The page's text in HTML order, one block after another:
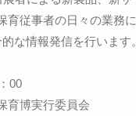
従事者の日々の業務
な情報発信を行います。
00
育博実行委員会